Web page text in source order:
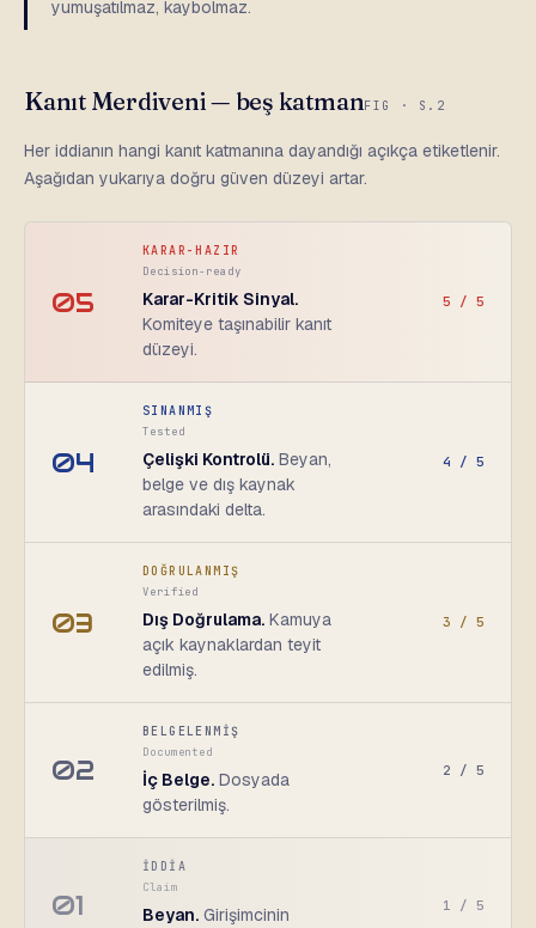
yumuşatılmaz, kaybolmaz.
Kanıt Merdiveni — beş katmanFIG · S.2
Her iddianın hangi kanıt katmanına dayandığı açıkça etiketlenir.
Aşağıdan yukarıya doğru güven düzeyi artar.
05
KARAR-HAZIR
Decision-ready
Karar-Kritik Sinyal.
Komiteye taşınabilir kanıt
düzeyi.
5 / 5
04
SINANMIŞ
Tested
Çelişki Kontrolü. Beyan,
belge ve dış kaynak
arasındaki delta.
4 / 5
03
DOĞRULANMIŞ
Verified
Dış Doğrulama. Kamuya
açık kaynaklardan teyit
edilmiş.
3 / 5
02
BELGELENMİŞ
Documented
İç Belge. Dosyada
gösterilmiş.
2 / 5
01
İDDİA
Claim
Beyan. Girişimcinin
1 / 5